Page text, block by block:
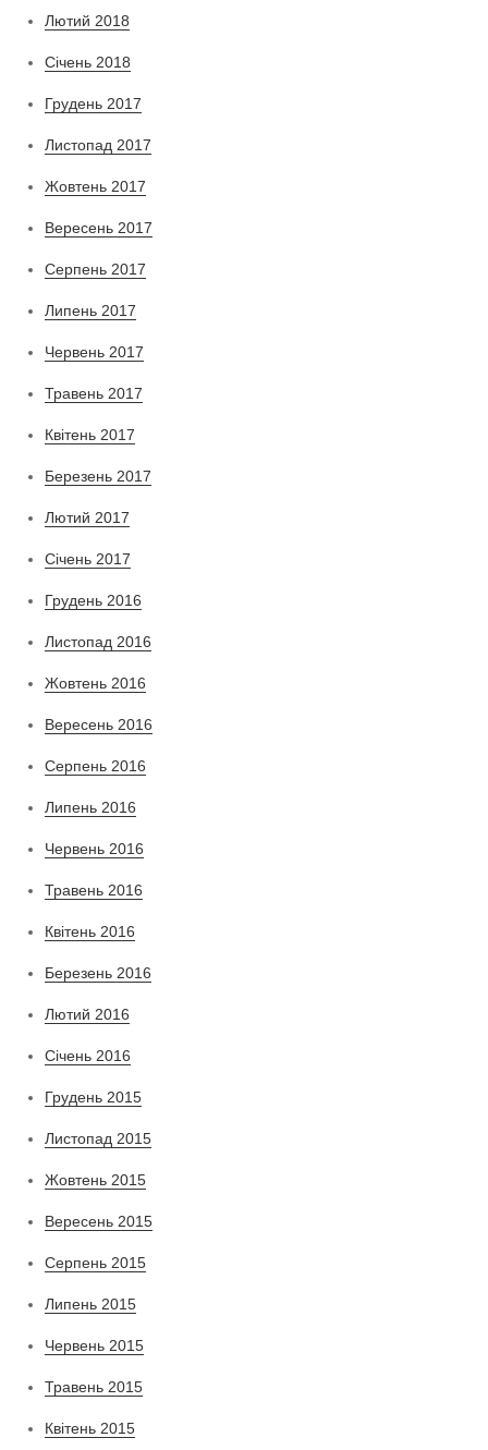
Лютий 2018
Січень 2018
Грудень 2017
Листопад 2017
Жовтень 2017
Вересень 2017
Серпень 2017
Липень 2017
Червень 2017
Травень 2017
Квітень 2017
Березень 2017
Лютий 2017
Січень 2017
Грудень 2016
Листопад 2016
Жовтень 2016
Вересень 2016
Серпень 2016
Липень 2016
Червень 2016
Травень 2016
Квітень 2016
Березень 2016
Лютий 2016
Січень 2016
Грудень 2015
Листопад 2015
Жовтень 2015
Вересень 2015
Серпень 2015
Липень 2015
Червень 2015
Травень 2015
Квітень 2015